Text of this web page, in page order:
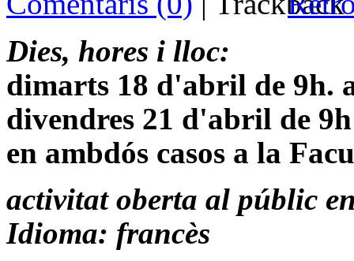
Dies, hores i lloc:
dimarts 18 d'abril de 9h.
divendres 21 d'abril de
en ambdós casos a la
activitat oberta al públic
Idioma: francès